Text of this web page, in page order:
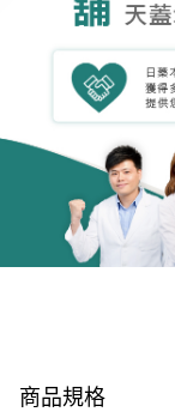
商品規格